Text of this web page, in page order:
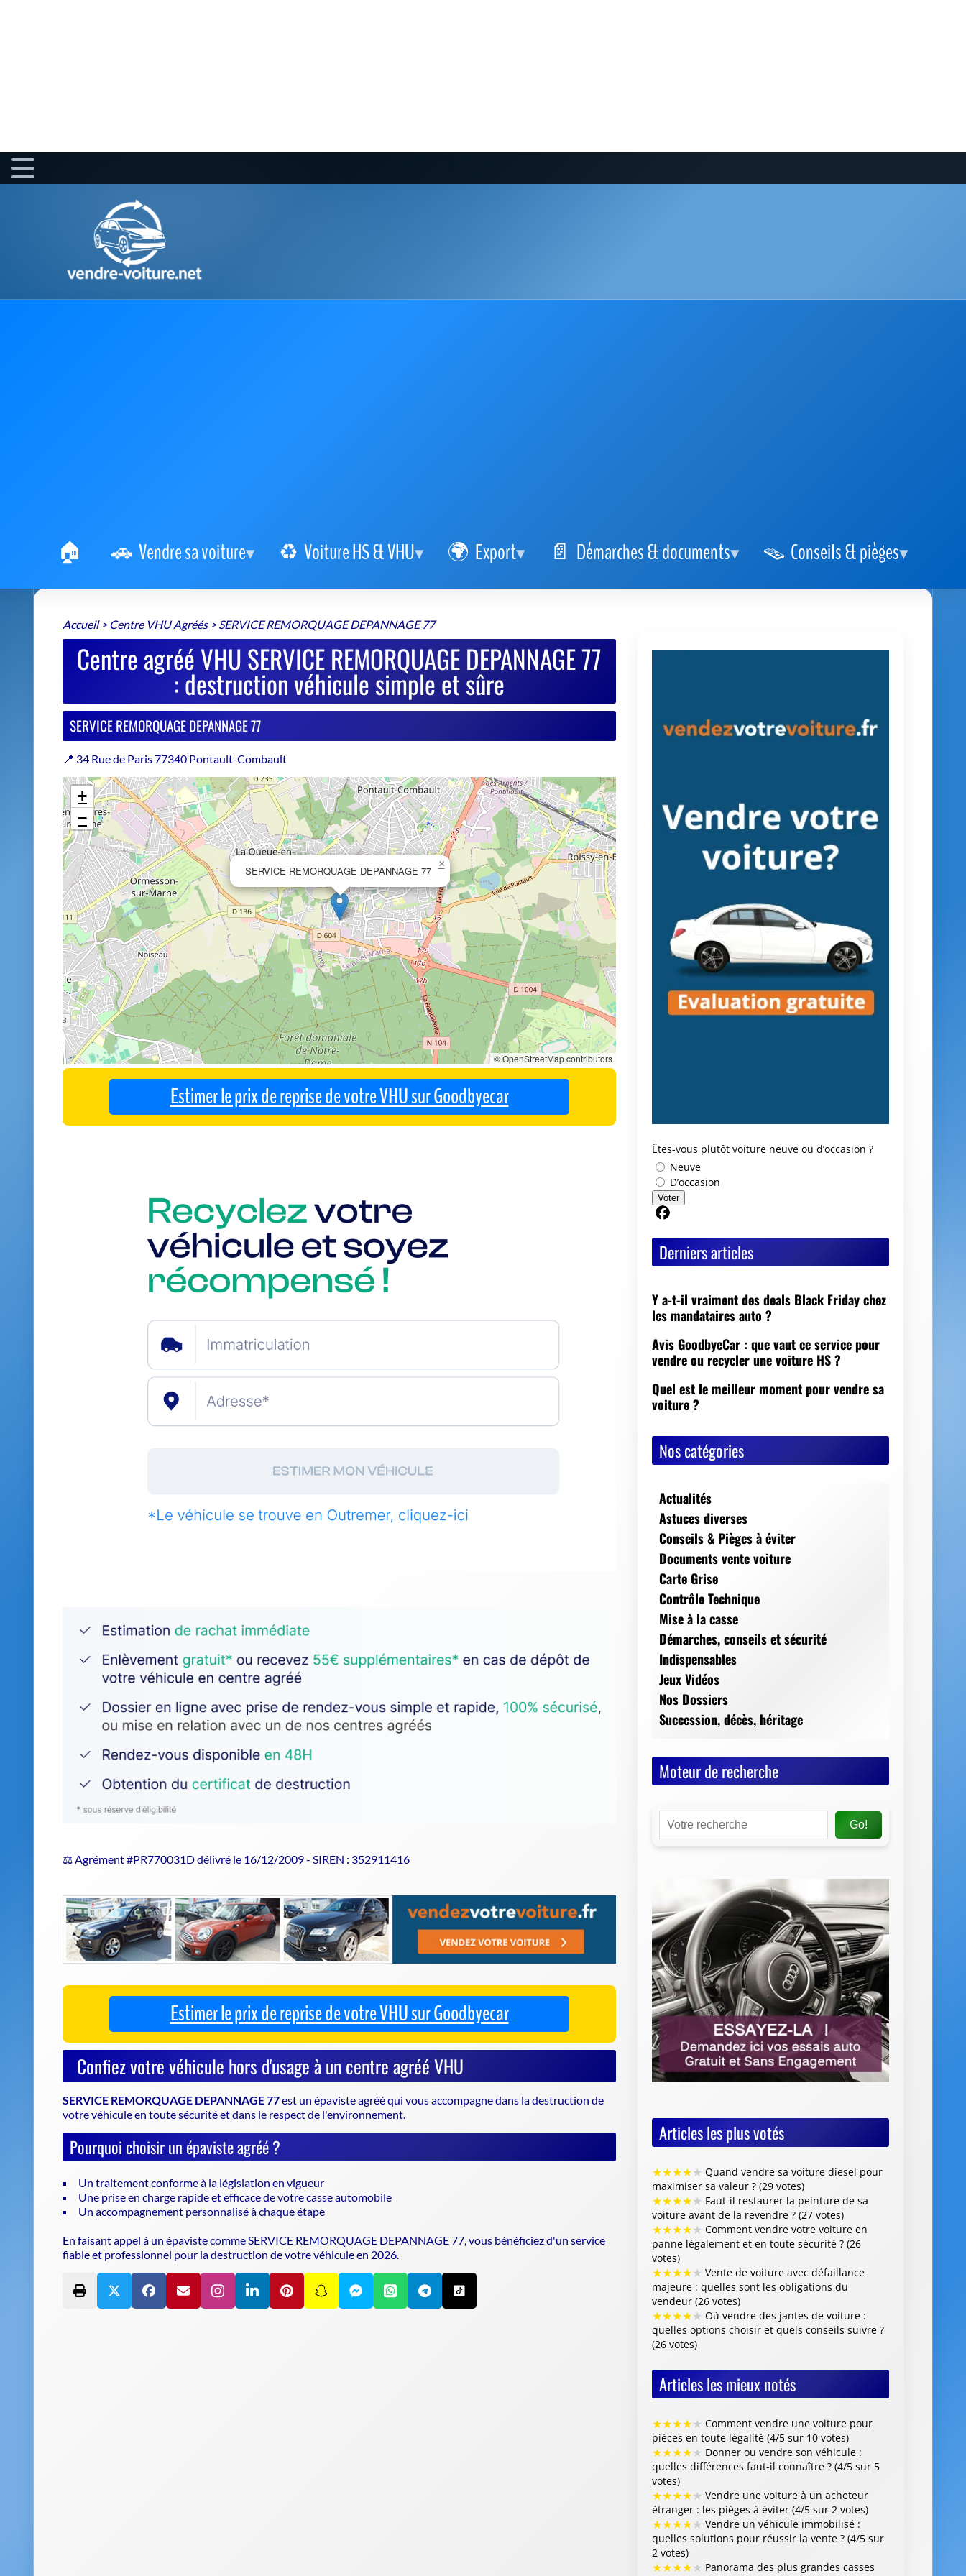
SERVICE REMORQUAGE DEPANNAGE 77
×
+
−
© OpenStreetMap contributors
Estimer le prix de reprise de votre VHU sur Goodbyecar
⚖️ Agrément #PR770031D délivré le 16/12/2009 - SIREN : 352911416
Estimer le prix de reprise de votre VHU sur Goodbyecar
Confiez votre véhicule hors d'usage à un centre agréé VHU
SERVICE REMORQUAGE DEPANNAGE 77 est unépaviste agrééqui vous accompagne dans la destruction de
votre véhicule en toute sécurité et dans le respect de l'environnement.
Pourquoi choisir un épaviste agréé ?
Un traitement conforme à la législation en vigueur
Une prise en charge rapide et efficace de votre casse automobile
Un accompagnement personnalisé à chaque étape
fiable et professionnel pour la destruction de votre véhicule en 2026.
Êtes-vous plutôt voiture neuve ou d’occasion ?
Neuve
Y a-t-il vraiment des deals Black Friday chez
les mandataires auto ?
Avis GoodbyeCar : que vaut ce service pour
vendre ou recycler une voiture HS ?
Quel est le meilleur moment pour vendre sa
voiture ?
Nos catégories
Actualités
Astuces diverses
Conseils & Pièges à éviter
Documents vente voiture
Contrôle Technique
Mise à la casse
Indispensables
Jeux Vidéos
Nos Dossiers
Succession, décès, héritage
Moteur de recherche
Articles les plus votés
★★★★★Quand vendre sa voiture diesel pour
maximiser sa valeur ? (29 votes)
★ ★★★Faut-il restaurer la peinture de sa
voiture avant de la revendre ? (27 votes)
★★★★★Comment vendre votre voiture en
★★★★★Vente de voiture avec défaillance
majeure : quelles sont les obligations du
vendeur (26 votes)
quelles options choisir et quels conseils suivre ?
(26 votes)
Articles les mieux notés
★★★★★ Comment vendre une voiture pour
pièces en toute légalité (4/5 sur 10 votes)
★★★★★Donner ou vendre son véhicule :
quelles différences faut-il connaître ? (4/5 sur 5
votes)
★★★★★
★★★★★Vendre un véhicule immobilisé :
quelles solutions pour réussir la vente ? (4/5 sur
2 votes)
automobiles françaises : que faut-il savoir (4/5
sur 1 vote)
Centre VHU Agréé